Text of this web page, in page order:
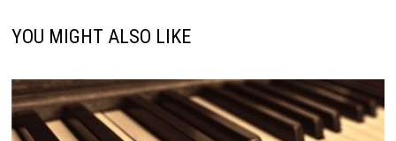
YOU MIGHT ALSO LIKE